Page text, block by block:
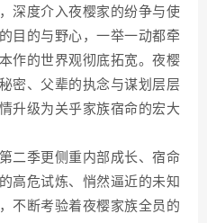
深度介入夜樱家的纷争与使
目的与野心，一举一动都牵
作的世界观彻底拓宽。夜樱
密、父辈的执念与谋划层层
升级为关乎家族宿命的宏大
二季更侧重内部成长、宿命
高危试炼、悄然逼近的未知
不断考验着夜樱家族全员的